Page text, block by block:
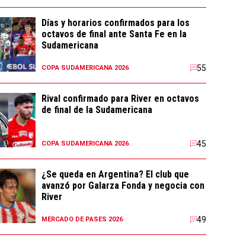
Días y horarios confirmados para los
octavos de final ante Santa Fe en la
Sudamericana
COPA SUDAMERICANA 2026 55
Rival confirmado para River en octavos
de final de la Sudamericana
COPA SUDAMERICANA 2026 45
¿Se queda en Argentina? El club que
avanzó por Galarza Fonda y negocia con
River
MERCADO DE PASES 2026 49